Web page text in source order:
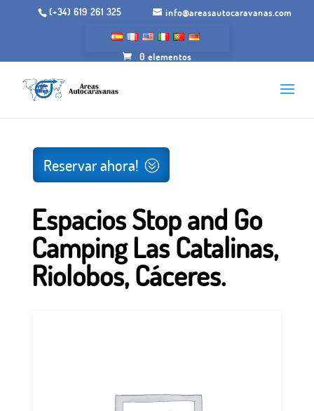
(+34) 619 261 325 info@areasautocaravanas.com
0 elementos
Go Camping Las Catalinas, Riolobos, Cáceres.
Reservar ahora!
Espacios Stop and Go
Camping Las Catalinas,
Riolobos, Cáceres.